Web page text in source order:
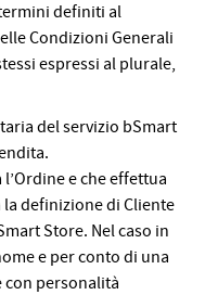
definiti al
Condizioni Generali
espressi al plurale,
del servizio bSmart
e che effettua
la definizione di Cliente
Store. Nel caso in
e per conto di una
con personalità